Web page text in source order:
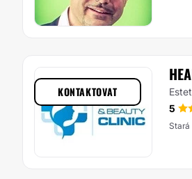
5
Stará
KONTAKTOVAT